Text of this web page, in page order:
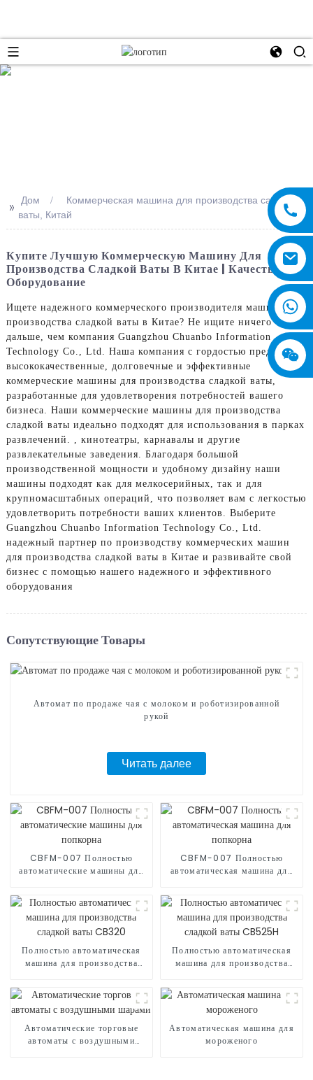
>> Дом
Коммерческая машина для производства сахарной
ваты, Китай
Купите Лучшую Коммерческую Машину Для
Производства Сладкой Ваты В Китае | Качественное
Оборудование
Ищете надежного коммерческого производителя машин для
производства сладкой ваты в Китае? Не ищите ничего
дальше, чем компания Guangzhou Chuanbo Information
Technology Co., Ltd. Наша компания с гордостью предлагает
высококачественные, долговечные и эффективные
коммерческие машины для производства сладкой ваты,
разработанные для удовлетворения потребностей вашего
бизнеса. Наши коммерческие машины для производства
сладкой ваты идеально подходят для использования в парках
развлечений. , кинотеатры, карнавалы и другие
развлекательные заведения. Благодаря большой
производственной мощности и удобному дизайну наши
машины подходят как для мелкосерийных, так и для
крупномасштабных операций, что позволяет вам с легкостью
удовлетворить потребности ваших клиентов. Выберите
Guangzhou Chuanbo Information Technology Co., Ltd.
надежный партнер по производству коммерческих машин
для производства сладкой ваты в Китае и развивайте свой
бизнес с помощью нашего надежного и эффективного
оборудования
Сопутствующие Товары
Автомат по продаже чая с молоком и роботизированной
рукой
Читать далее
CBFM-007 Полностью
автоматические машины для
CBFM-007 Полностью
автоматическая машина для
Полностью автоматическая
машина для производства
Полностью автоматическая
машина для производства
Автоматические торговые
автоматы с воздушными
Автоматическая машина для
мороженого